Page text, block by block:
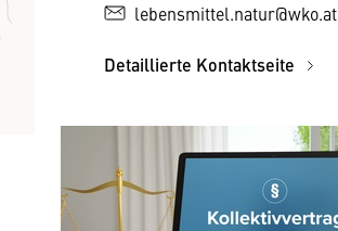
lebensmittel.natur@wko.at
Detaillierte Kontaktseite